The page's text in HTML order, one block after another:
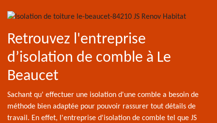
Retrouvez l'entreprise
d’isolation de comble à Le
Beaucet
Sachant qu' effectuer une isolation d'une comble a besoin de
méthode bien adaptée pour pouvoir rassurer tout détails de
travail. En effet, l'entreprise d'isolation de comble tel que JS